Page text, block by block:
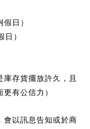
日）
）
存貨擺放許久，且
有公信力）
會以訊息告知或於商